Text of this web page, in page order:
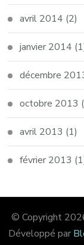
avril 2014 (2)
janvier 2014
décembre
octobre 2013
avril 2013 (1)
février 2013
© Copyright
Développé par